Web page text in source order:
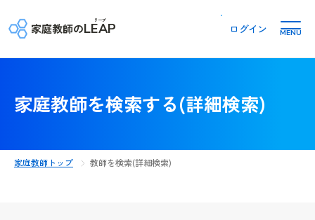
家庭教師のLEAP
リープ
ログイン MENU
家庭教師を検索する(詳細検索)
家庭教師トップ 教師を検索(詳細検索)